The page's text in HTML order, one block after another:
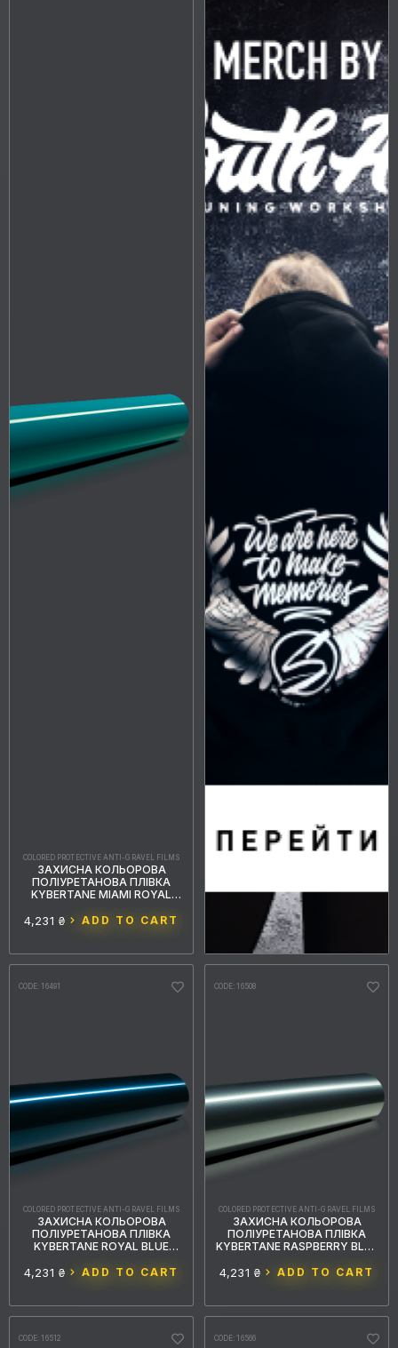
COLORED PROTECTIVE ANTI-GRAVEL FILMS
ЗАХИСНА КОЛЬОРОВА
ПОЛІУРЕТАНОВА ПЛІВКА
KYBERTANE MIAMI ROYAL
4,231 ₴ ADD TO CART
CODE: 16491
COLORED PROTECTIVE ANTI-GRAVEL FILMS
ЗАХИСНА КОЛЬОРОВА
ПОЛІУРЕТАНОВА ПЛІВКА
KYBERTANE ROYAL BLUE
4,231 ₴ ADD TO CART
CODE: 16508
COLORED PROTECTIVE ANTI-GRAVEL FILMS
ЗАХИСНА КОЛЬОРОВА
ПОЛІУРЕТАНОВА ПЛІВКА
KYBERTANE RASPBERRY BLUE
4,231 ₴ ADD TO CART
CODE: 16512 CODE: 16566